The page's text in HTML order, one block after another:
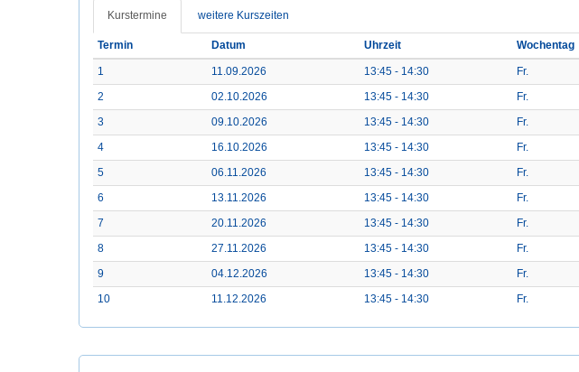
Kurstermine weitere Kurszeiten
Termin Datum Uhrzeit Wochentag
1 11.09.2026 13:45 - 14:30
Fr.
2
02.10.2026 13:45 - 14:30
Fr.
3
09.10.2026 13:45 - 14:30
Fr.
4
16.10.2026 13:45 - 14:30
Fr.
5
06.11.2026 13:45 - 14:30
Fr.
6
13.11.2026 13:45 - 14:30
Fr.
7
20.11.2026 13:45 - 14:30
Fr.
8
27.11.2026 13:45 - 14:30
Fr.
9
04.12.2026 13:45 - 14:30
Fr.
10
11.12.2026 13:45 - 14:30 Fr.